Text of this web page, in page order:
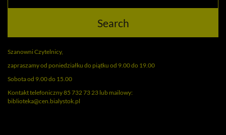
Search
Szanowni Czytelnicy,
zapraszamy od poniedziałku do piątku od 9.00 do 19.00
Sobota od 9.00 do 15.00
Kontakt telefoniczny 85 732 73 23 lub mailowy:
biblioteka@cen.bialystok.pl